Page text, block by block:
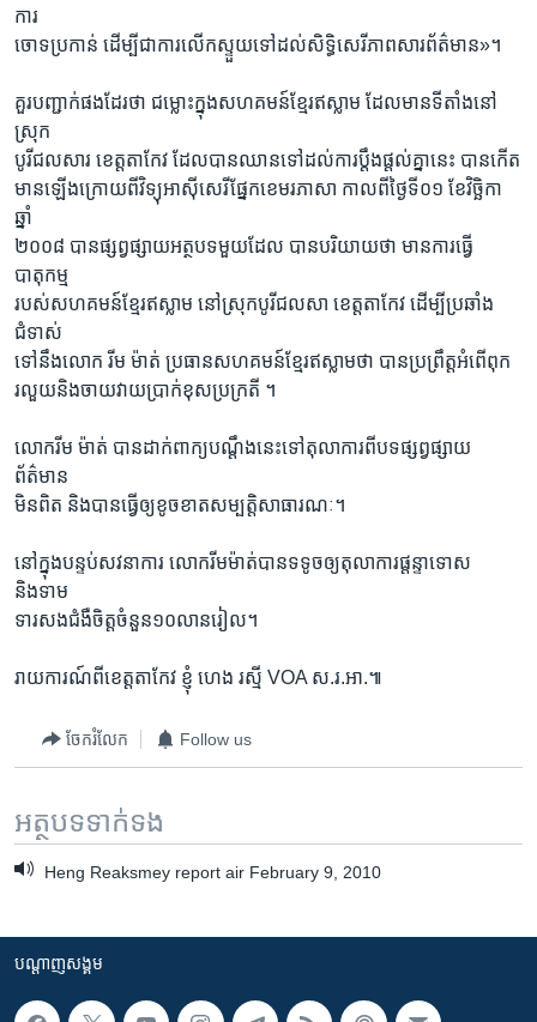
ការ
ចោទប្រកាន់ ដើម្បីជាការលើកស្ទួយទៅដល់សិទ្ធិសេរីភាពសារព័ត៌មាន»។
គួរបញ្ជាក់ផងដែរថា ជម្លោះក្នុងសហគមន៍ខ្មែរឥស្លាម ដែលមានទីតាំងនៅ
ស្រុក
បូរីជលសារ ខេត្តតាកែវ ដែលបានឈានទៅដល់ការប្តឹងផ្តល់គ្នានេះ បានកើត
មានឡើងក្រោយពីវិទ្យុអាស៊ីសេរីផ្នែកខេមរភាសា កាលពីថ្ងៃទី០១ ខែវិច្ឆិកា
ឆ្នាំ
២០០៨ បានផ្សព្វផ្សាយអត្ថបទមួយដែល បានបរិយាយថា មានការធ្វើ
បាតុកម្ម
របស់សហគមន៍ខ្មែរឥស្លាម នៅស្រុកបូរីជលសា ខេត្តតាកែវ ដើម្បីប្រឆាំង
ជំទាស់
ទៅនឹងលោក រីម ម៉ាត់ ប្រធានសហគមន៍ខ្មែរឥស្លាមថា បានប្រព្រឹត្តអំពើពុក
រលួយនិងចាយវាយប្រាក់ខុសប្រក្រតី ។
លោករីម ម៉ាត់ បានដាក់ពាក្យបណ្តឹងនេះទៅតុលាការពីបទផ្សព្វផ្សាយ
ព័ត៌មាន
មិនពិត និងបានធ្វើឲ្យខូចខាតសម្បត្តិសាធារណៈ។
នៅក្នុងបន្ទប់សវនាការ លោករីមម៉ាត់បានទទូចឲ្យតុលាការផ្តន្ទាទោស
និងទាម
ទារសងជំងឺចិត្តចំនួន១០លានរៀល។
រាយការណ៍ពីខេត្តតាកែវ ខ្ញុំ ហេង រស្មី VOA ស.រ.អា.៕
ចែករំលែក Follow us
អត្ថបទ​ទាក់ទង
Heng Reaksmey report air February 9, 2010
បណ្តាញ​សង្គម